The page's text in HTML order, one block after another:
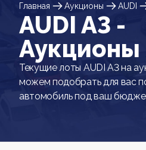
Главная Аукционы AUDI
AUDI A3 -
Аукционы
Текущие лоты AUDI A3 на
можем подобрать для вас
автомобиль под ваш